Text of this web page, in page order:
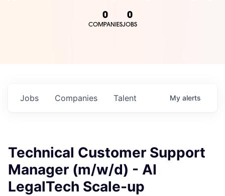
0
COMPANIES
0
JOBS
Jobs Companies Talent My alerts
Technical Customer Support
Manager (m/w/d) - AI
LegalTech Scale-up